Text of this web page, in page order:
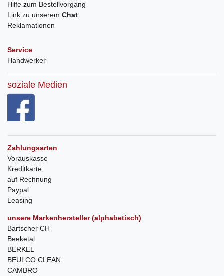
Hilfe zum Bestellvorgang
Link zu unserem Chat
Reklamationen
Service
Handwerker
soziale Medien
Zahlungsarten
Vorauskasse
Kreditkarte
auf Rechnung
Paypal
Leasing
unsere Markenhersteller (alphabetisch)
Bartscher CH
Beeketal
BERKEL
BEULCO CLEAN
CAMBRO